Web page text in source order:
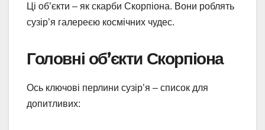
Ці об’єкти – як скарби Скорпіона. Вони роблять
сузір’я галереєю космічних чудес.
Головні об’єкти Скорпіона
Ось ключові перлини сузір’я – список для
допитливих: